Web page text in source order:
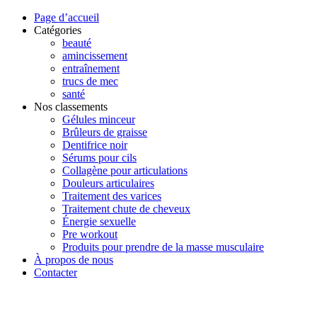
Page d’accueil
Catégories
beauté
amincissement
entraînement
trucs de mec
santé
Nos classements
Gélules minceur
Brûleurs de graisse
Dentifrice noir
Sérums pour cils
Collagène pour articulations
Douleurs articulaires
Traitement des varices
Traitement chute de cheveux
Énergie sexuelle
Pre workout
Produits pour prendre de la masse musculaire
À propos de nous
Contacter